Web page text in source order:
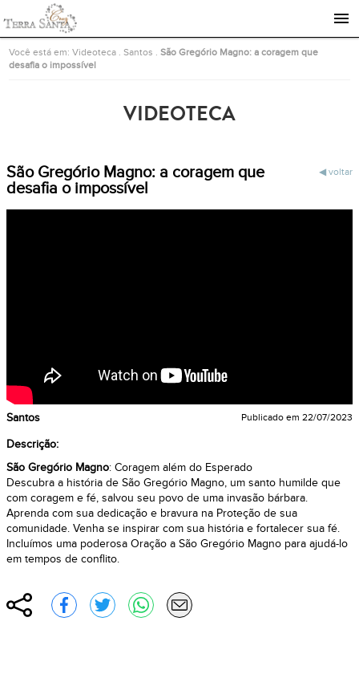
Ir para a página inicial
Você está em:Videoteca .Santos .São Gregório Magno: a coragem que
desafia o impossível
VIDEOTECA
São Gregório Magno: a coragem que
desafia o impossível
voltar
Santos Publicado em 22/07/2023
Descrição:
São Gregório Magno: Coragem além do Esperado
Descubra a história de São Gregório Magno, um santo humilde que
com coragem e fé, salvou seu povo de uma invasão bárbara.
Aprenda com sua dedicação e bravura na Proteção de sua
comunidade. Venha se inspirar com sua história e fortalecer sua fé.
Incluímos uma poderosa Oração a São Gregório Magno para ajudá-lo
em tempos de conflito.
Compartilhar
Compartilhar no Facebook
Compartilhar no Twitter
Compartilhar no WhatsApp
Enviar por e-mail